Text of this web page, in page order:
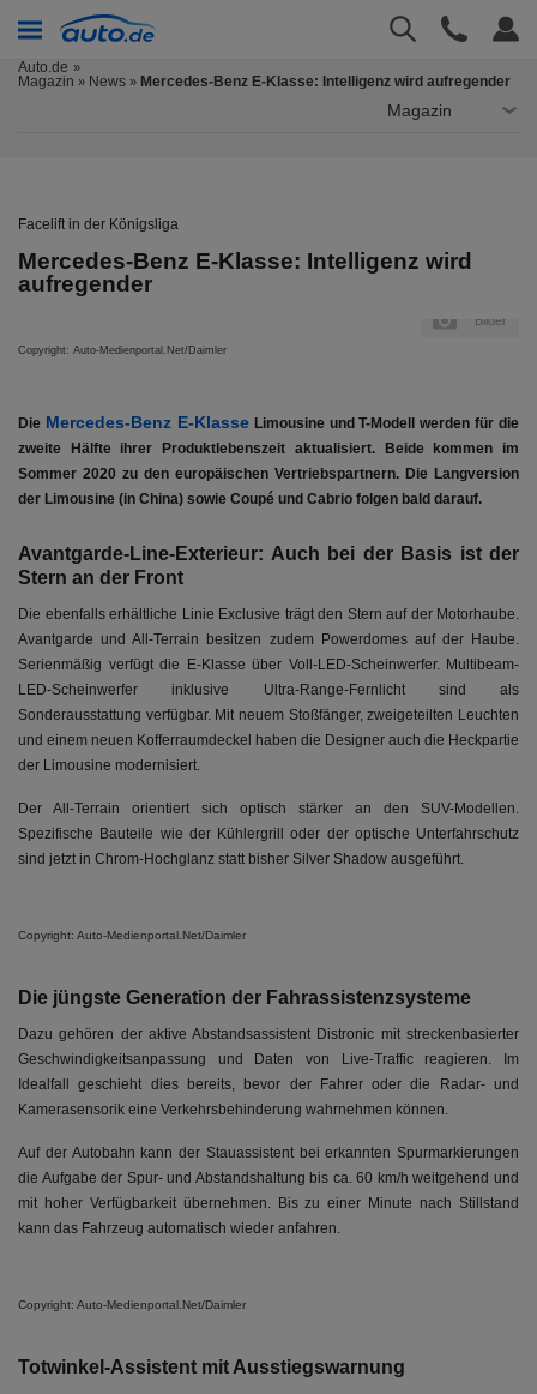
Auto.de
Magazin » News » Mercedes-Benz E-Klasse: Intelligenz wird aufregender
Magazin
Facelift in der Königsliga
Mercedes-Benz E-Klasse: Intelligenz wird
aufregender
Bilder
Copyright: Auto-Medienportal.Net/Daimler
Die Mercedes-Benz E-KlasseLimousine und T-Modell werden für die
zweite Hälfte ihrer Produktlebenszeit aktualisiert. Beide kommen im
Sommer 2020 zu den europäischen Vertriebspartnern. Die Langversion
der Limousine (in China) sowie Coupé und Cabrio folgen bald darauf.
Avantgarde-Line-Exterieur: Auch bei der Basis ist der
Stern an der Front
Die ebenfalls erhältliche Linie Exclusive trägt den Stern auf der Motorhaube.
Avantgarde und All-Terrain besitzen zudem Powerdomes auf der Haube.
Serienmäßig verfügt die E-Klasse über Voll-LED-Scheinwerfer. Multibeam-
LED-Scheinwerfer inklusive Ultra-Range-Fernlicht sind als
Sonderausstattung verfügbar. Mit neuem Stoßfänger, zweigeteilten Leuchten
und einem neuen Kofferraumdeckel haben die Designer auch die Heckpartie
der Limousine modernisiert.
Der All-Terrain orientiert sich optisch stärker an den SUV-Modellen.
Spezifische Bauteile wie der Kühlergrill oder der optische Unterfahrschutz
sind jetzt in Chrom-Hochglanz statt bisher Silver Shadow ausgeführt.
Copyright: Auto-Medienportal.Net/Daimler
Die jüngste Generation der Fahrassistenzsysteme
Dazu gehören der aktive Abstandsassistent Distronic mit streckenbasierter
Geschwindigkeitsanpassung und Daten von Live-Traffic reagieren. Im
Idealfall geschieht dies bereits, bevor der Fahrer oder die Radar- und
Kamerasensorik eine Verkehrsbehinderung wahrnehmen können.
Auf der Autobahn kann der Stauassistent bei erkannten Spurmarkierungen
die Aufgabe der Spur- und Abstandshaltung bis ca. 60 km/h weitgehend und
mit hoher Verfügbarkeit übernehmen. Bis zu einer Minute nach Stillstand
kann das Fahrzeug automatisch wieder anfahren.
Copyright: Auto-Medienportal.Net/Daimler
Totwinkel-Assistent mit Ausstiegswarnung